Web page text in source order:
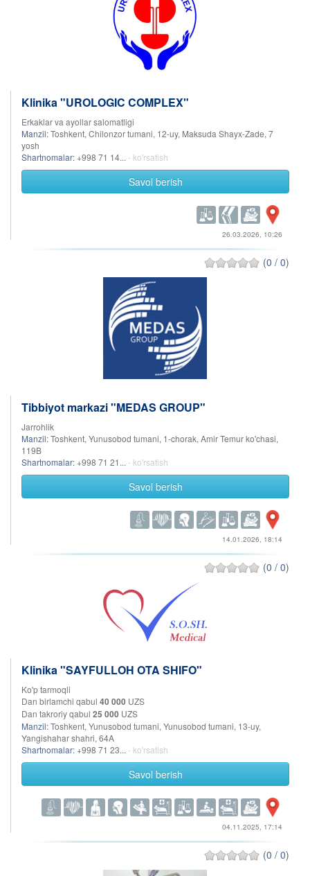
Klinika "UROLOGIC COMPLEX"
Erkaklar va ayollar salomatligi
Manzil:Toshkent, Chilonzor tumani, 12-uy, Maksuda Shayx-Zade, 7
yosh
Shartnomalar: +998 71 14... - ko'rsatish
Savol berish
26.03.2026, 10:26
(0 / 0)
Tibbiyot markazi "MEDAS GROUP"
Jarrohlik
Manzil:Toshkent, Yunusobod tumani, 1-chorak, Amir Temur ko'chasi,
119B
Shartnomalar: +998 71 21... - ko'rsatish
Savol berish
14.01.2026, 18:14
(0 / 0)
Klinika "SAYFULLOH OTA SHIFO"
Ko'p tarmoqli
Dan birlamchi qabul 40 000 UZS
Dan takroriy qabul 25 000 UZS
Manzil:Toshkent, Yunusobod tumani, Yunusobod tumani, 13-uy,
Yangishahar shahri, 64A
Shartnomalar: +998 71 23... - ko'rsatish
Savol berish
04.11.2025, 17:14
(0 / 0)